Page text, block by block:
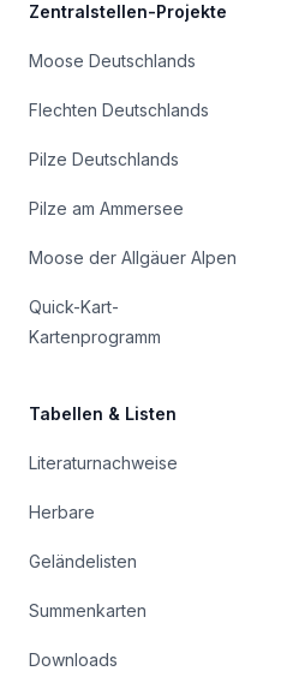
Zentralstellen-Projekte
Moose Deutschlands
Flechten Deutschlands
Pilze Deutschlands
Pilze am Ammersee
Moose der Allgäuer Alpen
Quick-Kart-
Kartenprogramm
Tabellen & Listen
Literaturnachweise
Herbare
Geländelisten
Summenkarten
Downloads